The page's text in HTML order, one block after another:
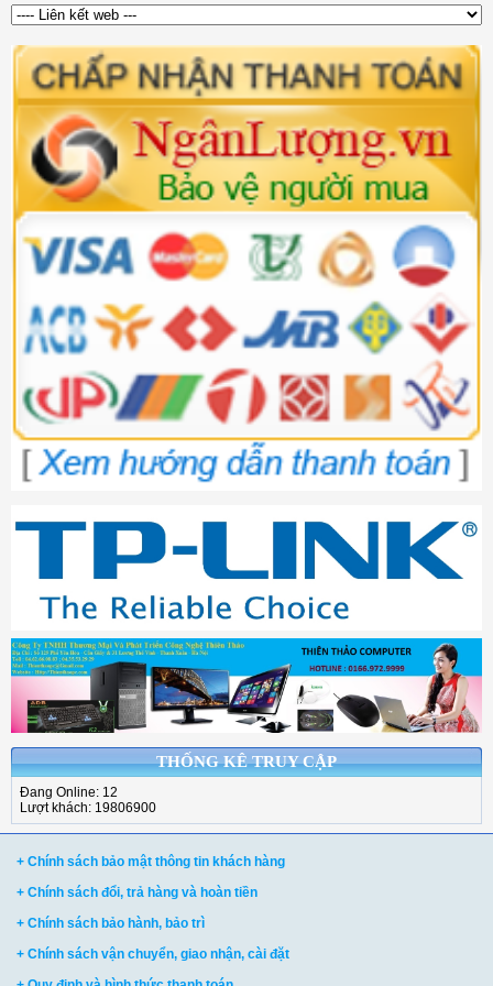
THỐNG KÊ TRUY CẬP
Đang Online: 12
Lượt khách: 19806900
+ Chính sách bảo mật thông tin khách hàng
+ Chính sách đổi, trả hàng và hoàn tiền
+ Chính sách bảo hành, bảo trì
+ Chính sách vận chuyển, giao nhận, cài đặt